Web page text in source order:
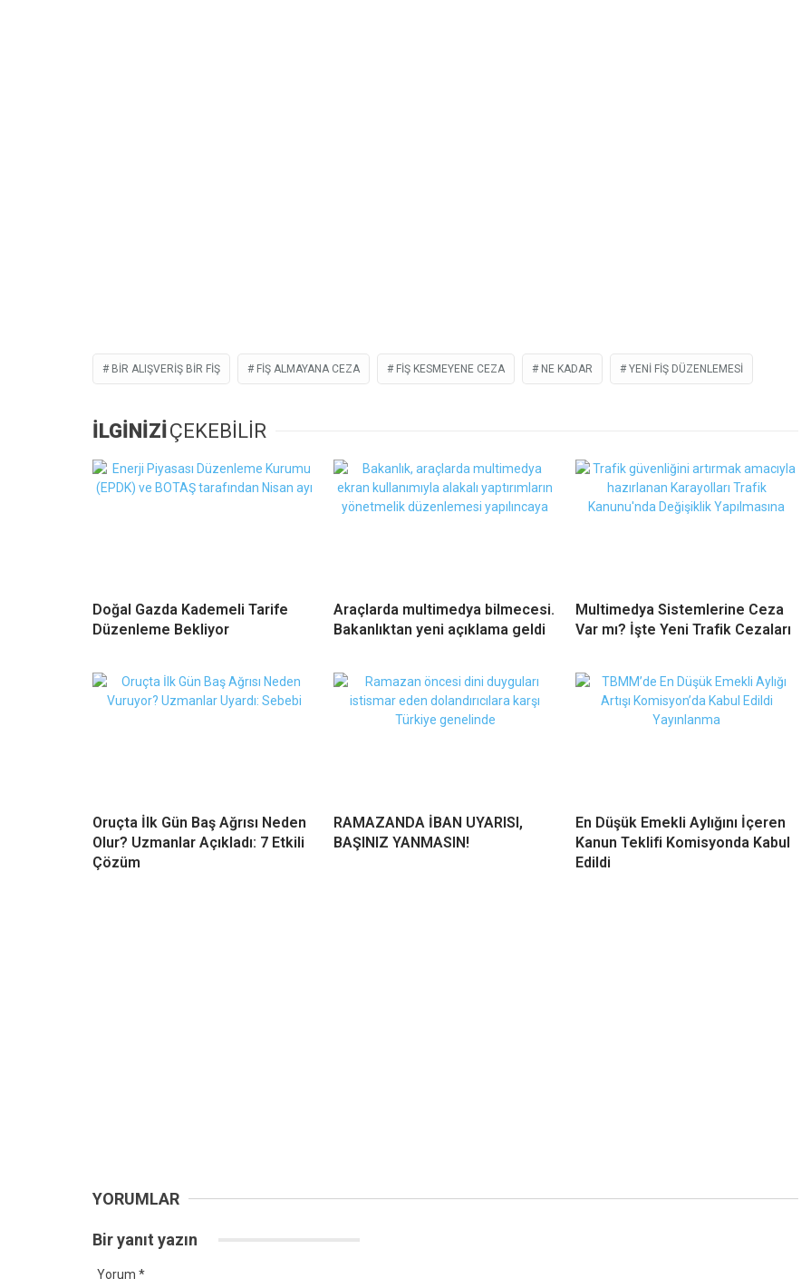
BIR ALIŞVERIŞ BIR FIŞ FIŞ ALMAYANA CEZA FIŞ KESMEYENE CEZA NE KADAR YENI FIŞ DÜZENLEMESI
İLGİNİZİÇEKEBİLİR
Doğal Gazda Kademeli Tarife
Düzenleme Bekliyor
Araçlarda multimedya bilmecesi.
Bakanlıktan yeni açıklama geldi
Multimedya Sistemlerine Ceza
Var mı? İşte Yeni Trafik Cezaları
Oruçta İlk Gün Baş Ağrısı Neden
Olur? Uzmanlar Açıkladı: 7 Etkili
Çözüm
RAMAZANDA İBAN UYARISI,
BAŞINIZ YANMASIN!
En Düşük Emekli Aylığını İçeren
Kanun Teklifi Komisyonda Kabul
Edildi
YORUMLAR
Bir yanıt yazın
Yorum *